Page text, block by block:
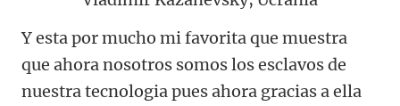
Y esta por mucho mi favorita que muestra
que ahora nosotros somos los esclavos de
nuestra tecnologia pues ahora gracias a ella